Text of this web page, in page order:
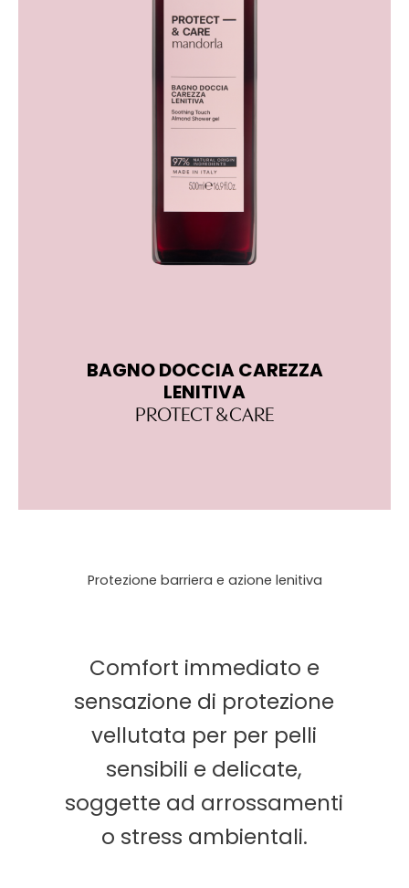
BAGNO DOCCIA CAREZZA
LENITIVA
PROTECT & CARE
Protezione barriera e azione lenitiva
Comfort immediato e
sensazione di protezione
vellutata per per pelli
sensibili e delicate,
soggette ad arrossamenti
o stress ambientali.